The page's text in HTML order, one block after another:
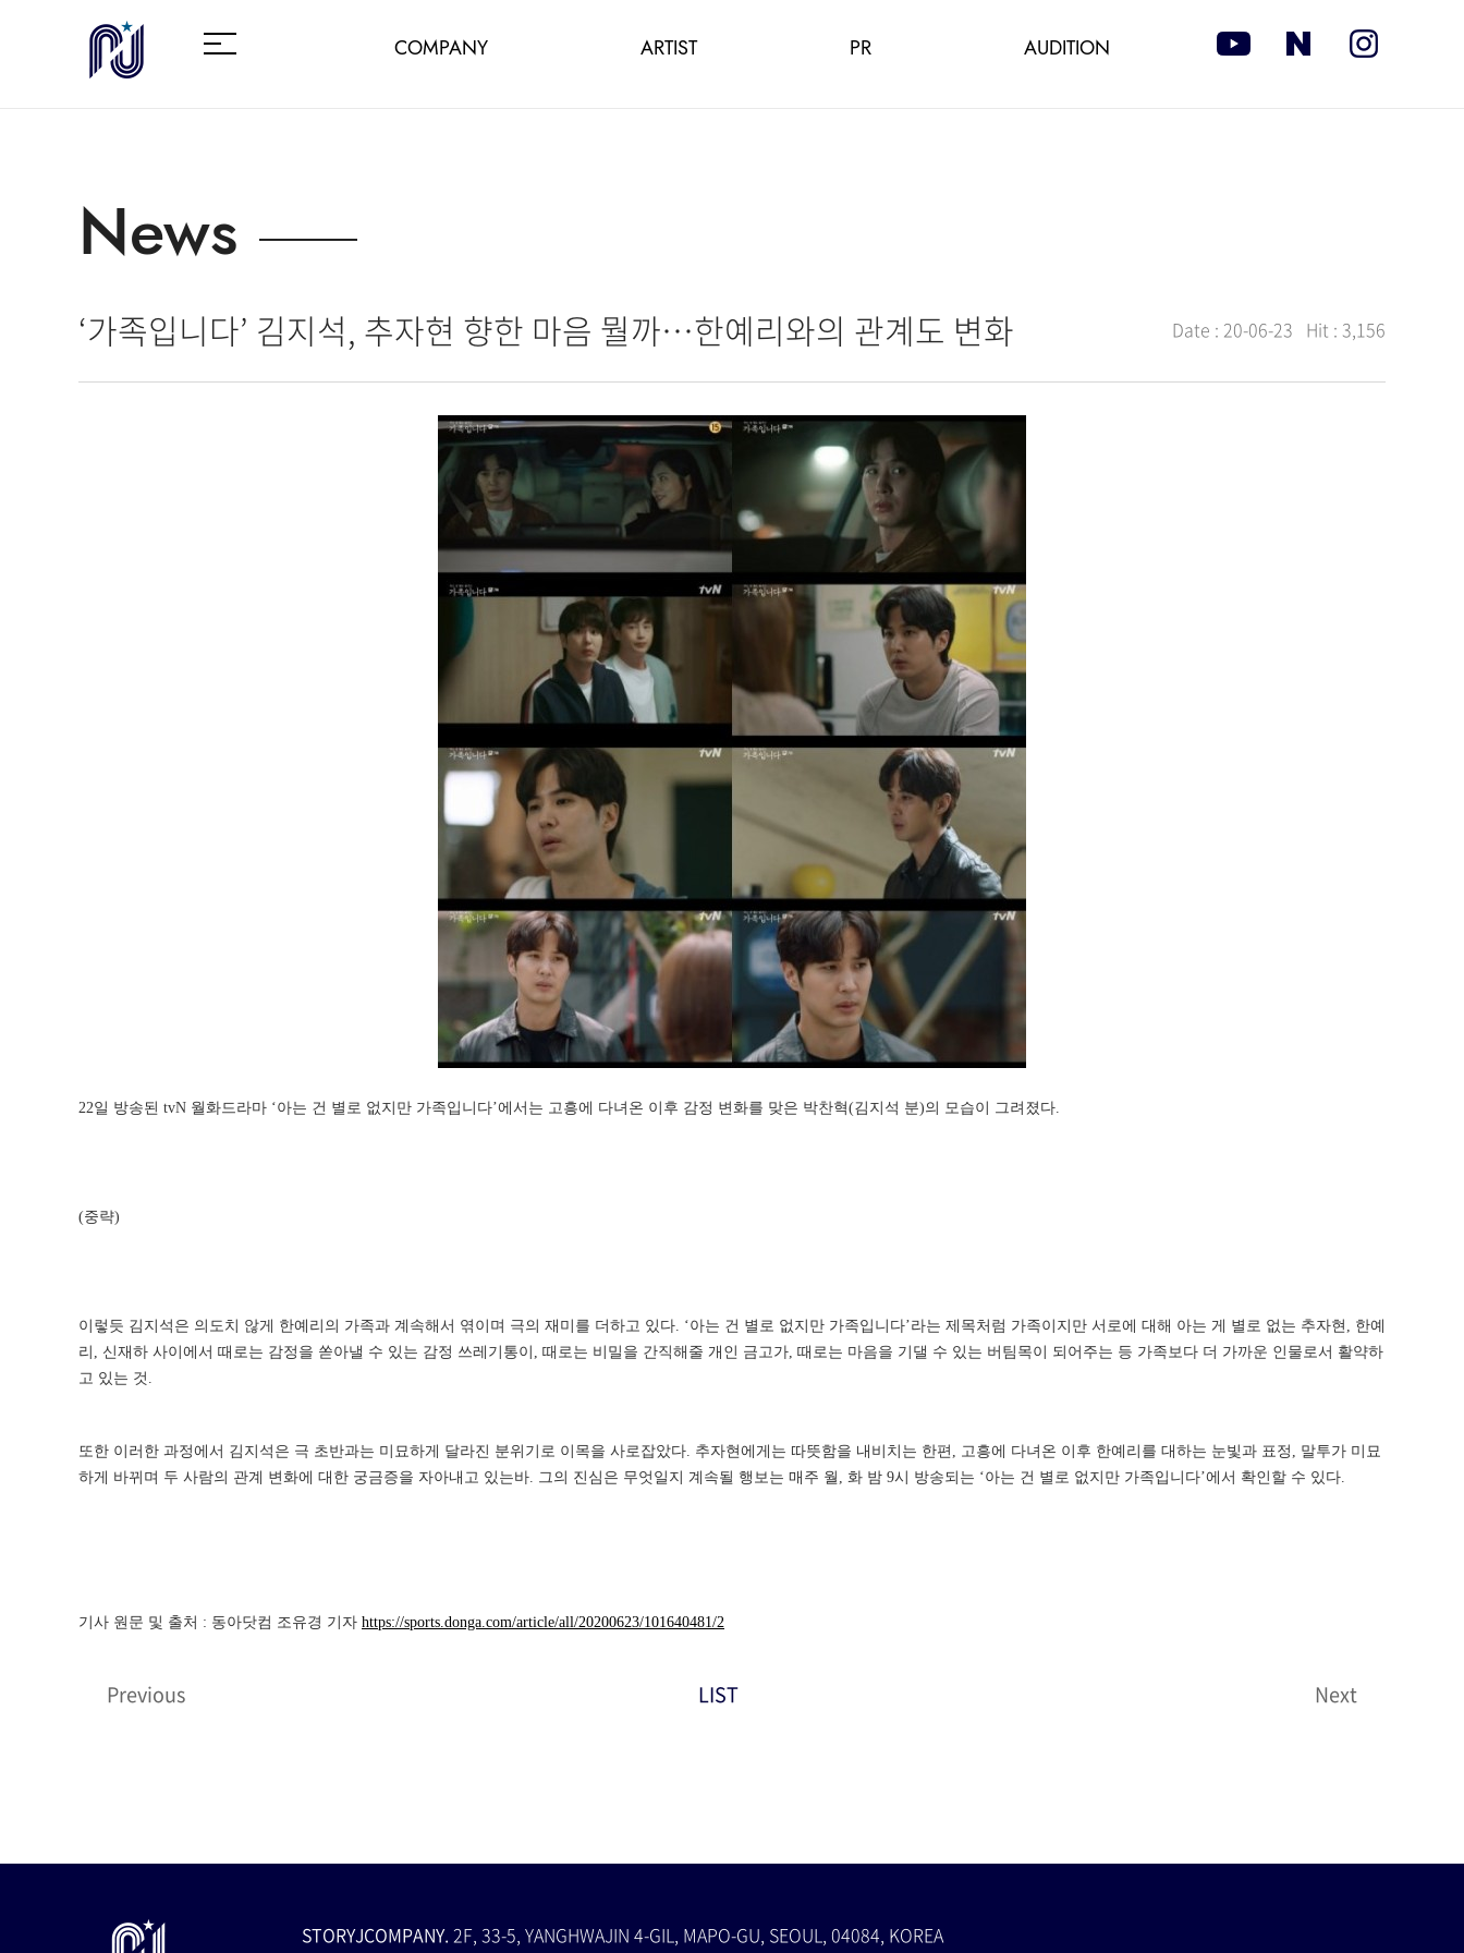
COMPANY ARTIST PR AUDITION
News
‘가족입니다’ 김지석, 추자현 향한 마음 뭘까…한예리와의 관계도 변화 Date : 20-06-23 Hit : 3,156
22일 방송된 tvN 월화드라마 ‘아는 건 별로 없지만 가족입니다’에서는 고흥에 다녀온 이후 감정 변화를 맞은 박찬혁(김지석 분)의 모습이 그려졌다.
(중략)
이렇듯 김지석은 의도치 않게 한예리의 가족과 계속해서 엮이며 극의 재미를 더하고 있다. ‘아는 건 별로 없지만 가족입니다’라는 제목처럼 가족이지만 서로에 대해 아는 게 별로 없는 추자현, 한예
리, 신재하 사이에서 때로는 감정을 쏟아낼 수 있는 감정 쓰레기통이, 때로는 비밀을 간직해줄 개인 금고가, 때로는 마음을 기댈 수 있는 버팀목이 되어주는 등 가족보다 더 가까운 인물로서 활약하
고 있는 것.
또한 이러한 과정에서 김지석은 극 초반과는 미묘하게 달라진 분위기로 이목을 사로잡았다. 추자현에게는 따뜻함을 내비치는 한편, 고흥에 다녀온 이후 한예리를 대하는 눈빛과 표정, 말투가 미묘
하게 바뀌며 두 사람의 관계 변화에 대한 궁금증을 자아내고 있는바. 그의 진심은 무엇일지 계속될 행보는 매주 월, 화 밤 9시 방송되는 ‘아는 건 별로 없지만 가족입니다’에서 확인할 수 있다.
기사 원문 및 출처 : 동아닷컴 조유경 기자 https://sports.donga.com/article/all/20200623/101640481/2
Previous LIST Next
STORYJCOMPANY. 2F, 33-5, YANGHWAJIN 4-GIL, MAPO-GU, SEOUL, 04084, KOREA